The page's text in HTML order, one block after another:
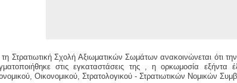
Στρατιωτική Σχολή Αξιωματικών Σωμάτων ανακοινώνεται ότι
στις εγκαταστάσεις της , η ορκωμοσία
Οικονομικού, Στρατολογικού - Στρατιωτικών Νομικών